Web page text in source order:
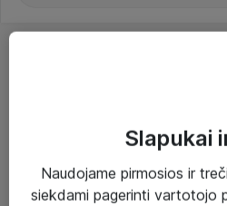
Paslaugos
Slapukai
Naudojame pirmosios ir
siekdami pagerinti vartotojo